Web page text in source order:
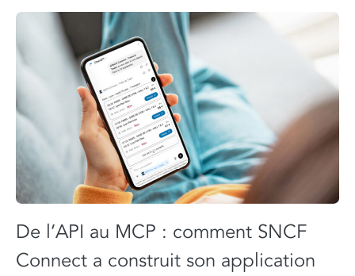
De l’API au MCP : comment SNCF
Connect a construit son application